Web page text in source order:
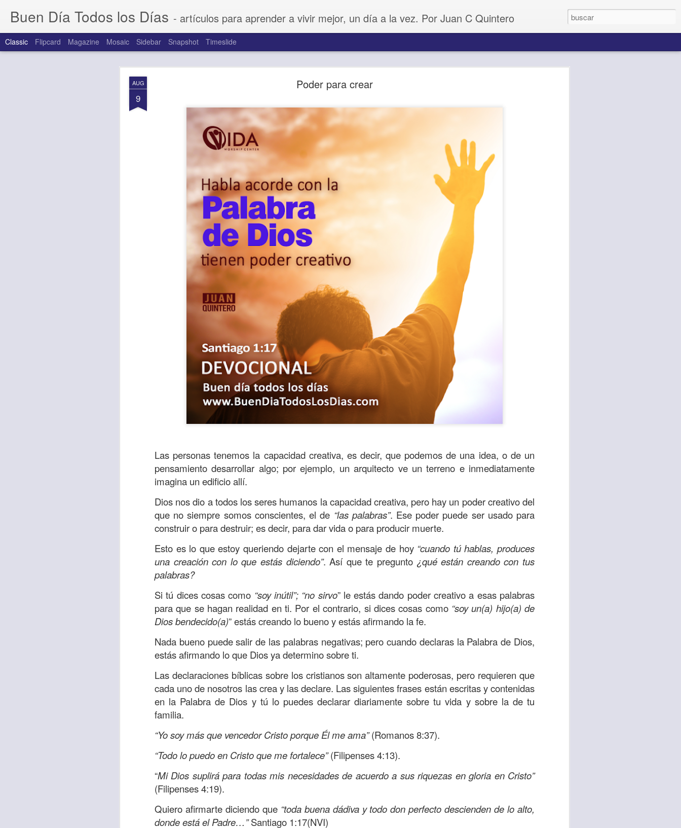
AUG
9
Poder para crear
Las personas tenemos la capacidad creativa, es decir, que podemos de una idea, o de un
pensamiento desarrollar algo; por ejemplo, un arquitecto ve un terreno e inmediatamente
imagina un edificio allí.
Dios nos dio a todos los seres humanos la capacidad creativa, pero hay un poder creativo del
que no siempre somos conscientes, el de “las palabras”. Ese poder puede ser usado para
construir o para destruir; es decir, para dar vida o para producir muerte.
Esto es lo que estoy queriendo dejarte con el mensaje de hoy “cuando tú hablas, produces
una creación con lo que estás diciendo”. Así que te pregunto ¿qué están creando con tus
palabras?
Si tú dices cosas como “soy inútil”; “no sirvo” le estás dando poder creativo a esas palabras
para que se hagan realidad en ti. Por el contrario, si dices cosas como “soy un(a) hijo(a) de
Dios bendecido(a)” estás creando lo bueno y estás afirmando la fe.
Nada bueno puede salir de las palabras negativas; pero cuando declaras la Palabra de Dios,
estás afirmando lo que Dios ya determino sobre ti.
Las declaraciones bíblicas sobre los cristianos son altamente poderosas, pero requieren que
cada uno de nosotros las crea y las declare. Las siguientes frases están escritas y contenidas
en la Palabra de Dios y tú lo puedes declarar diariamente sobre tu vida y sobre la de tu
familia.
“Yo soy más que vencedor Cristo porque Él me ama”(Romanos 8:37).
“Todo lo puedo en Cristo que me fortalece”(Filipenses 4:13).
“Mi Dios suplirá para todas mis necesidades de acuerdo a sus riquezas en gloria en Cristo”
(Filipenses 4:19).
Quiero afirmarte diciendo que “toda buena dádiva y todo don perfecto descienden de lo alto,
donde está el Padre…”Santiago 1:17(NVI)
Buen Día Todos los Días - artículos para aprender a vivir mejor, un día a la vez. Por Juan C Quintero
Classic Flipcard Magazine Mosaic Sidebar Snapshot Timeslide
Amar sin fingimiento
Para muchos, la vida es una carrera continua de actividades perfectamente agendadas
acorde con una lista de logros esperados, la mayoría de ellos relacionados con el trabajo, los
logros profesionales e incluso los logros en el cuidado del cuerpo en el gimnasio.
“amados”, es decir, a nuestra familia.
Yo tengo gratos recuerdos del amor de mis padres y abuelos; y tal vez tú también tengas
esos buenos recuerdos; lo cierto es que para la mayoría de ellos ese amor significó inversión
de tiempo, muchos incluso sacrificando sus aspiraciones personales por estar en casa y dar
lo mejor que tenían por su familia.
Te invito a reflexionar sobre:
¿Cuáles son tus prioridades?, ¿En qué lugar está el amor hacia
tu familia?
En la Biblia, el capítulo 12 de la carta a los romanos se conoce como la lista de los deberes
del cristiano. Esta contiene recomendaciones sabias y justas para llevar una vida correcta.
Particularmente, en el verso 9 dice lo siguiente:“El amor sea sin fingimiento. Aborreced lo
malo, seguid lo bueno”. Romanos 12:9 (RVR1960)
Dios nos pide que amemos sin fingimiento, con sinceridad, pero eso también significa que
debemos dejar una huella marcada, una especie de impronta de amor en los corazones de
las personas que amamos.
Amar es mucho más que decir “te amo” oque regalarflores o chocolates;es una decisión de
permanecer, de estar presente y de respetar a los seres amados.
Cuando amamos de verdad, expresamos la esencia de Dios; se alegra el corazón de los
seres amados, pero también se nos aumentan los deseos de vivir, se revive el propósito de
vida, porque en el amor todo lo podemos hacer, desde perdonar hasta vivir unidos en familia
para siempre.
Es tiempo de revisar el estado de tu corazón hacia quienes consideras importantes en tu
vida. En otras palabras, es tiempo de tener hogares a la manera de Dios y de amar como
Dios nos ama.
Oremos: “Señor, sé que por amor nos has redimido, nos has restaurado y nos das propósito;